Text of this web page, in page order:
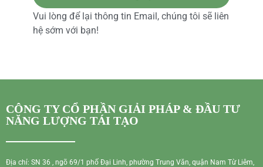
Vui lòng để lại thông tin Email, chúng tôi sẽ liên
hệ sớm với bạn!
CÔNG TY CỔ PHẦN GIẢI PHÁP & ĐẦU TƯ
NĂNG LƯỢNG TÁI TẠO
Địa chỉ: SN 36 , ngõ 69/1 phố Đại Linh, phường Trung Văn, quận Nam Từ Liêm,